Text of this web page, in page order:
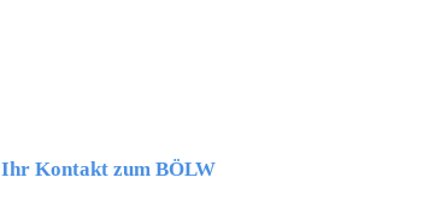
Ihr Kontakt zum BÖLW